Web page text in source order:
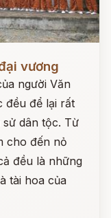
vương
người Văn
đều để lại rất
dân tộc. Từ
cho đến nỏ
đều là những
tài hoa của